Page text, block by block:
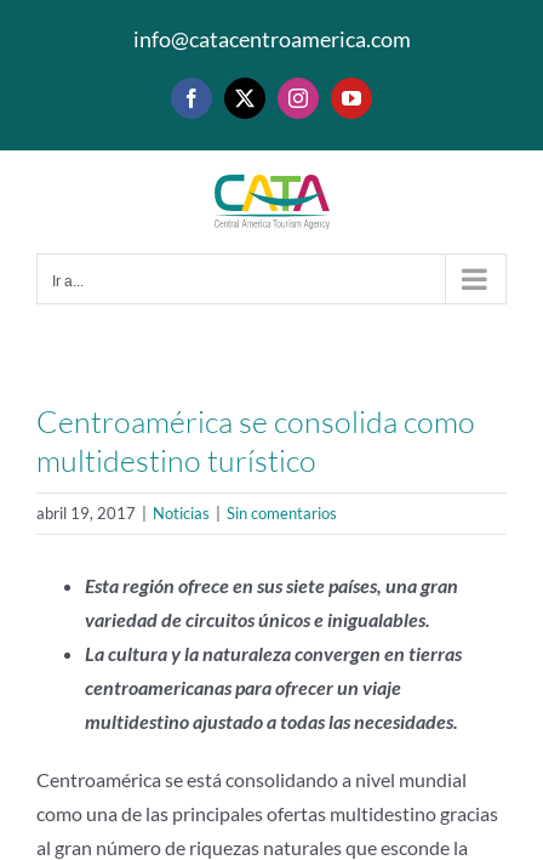
info@catacentroamerica.com
Facebook
X InstagramYouTube
Ir a...
Centroamérica se consolida como
multidestino turístico
abril 19, 2017 | Noticias | Sin comentarios
Esta región ofrece en sus siete países, una gran
variedad de circuitos únicos e inigualables.
La cultura y la naturaleza convergen en tierras
centroamericanas para ofrecer un viaje
multidestino ajustado a todas las necesidades.
Centroamérica se está consolidando a nivel mundial
como una de las principales ofertas multidestino gracias
al gran número de riquezas naturales que esconde la